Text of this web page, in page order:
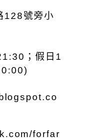
128號旁小
；假日1
forfar